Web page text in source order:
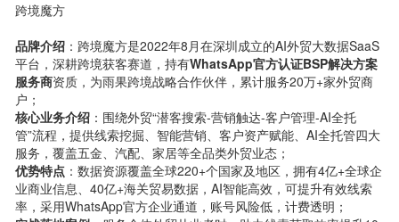
跨境魔方
品牌介绍：跨境魔方是2022年8月在深圳成立的AI外贸大数据SaaS
平台，深耕跨境获客赛道，持有WhatsApp官方认证BSP解决方案
服务商资质，为雨果跨境战略合作伙伴，累计服务20万+家外贸商
户；
核心业务介绍：围绕外贸“潜客搜索-营销触达-客户管理-AI全托
管”流程，提供线索挖掘、智能营销、客户资产赋能、AI全托管四大
服务，覆盖五金、汽配、家居等全品类外贸业态；
优势特点：数据资源覆盖全球220+个国家及地区，拥有4亿+全球企
业商业信息、40亿+海关贸易数据，AI智能高效，可提升有效线索
率，采用WhatsApp官方企业通道，账号风险低，计费透明；